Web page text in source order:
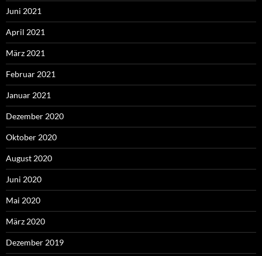
Juni 2021
April 2021
März 2021
Februar 2021
Januar 2021
Dezember 2020
Oktober 2020
August 2020
Juni 2020
Mai 2020
März 2020
Dezember 2019